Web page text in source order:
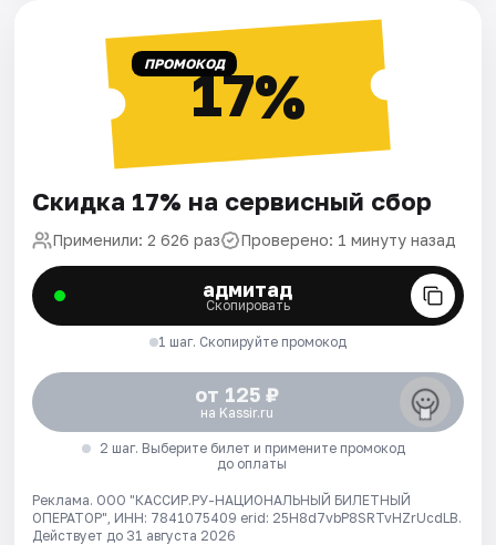
ПРОМОКОД17%
Скидка 17% на сервисный сбор
Применили: 2 626 раз Проверено: 1 минуту назад
адмитад
Скопировать
1 шаг. Скопируйте промокод
от 125 ₽
на Kassir.ru
2 шаг. Выберите билет и примените промокод
до оплаты
Реклама. ООО "КАССИР.РУ-НАЦИОНАЛЬНЫЙ БИЛЕТНЫЙ
ОПЕРАТОР", ИНН: 7841075409 erid: 25H8d7vbP8SRTvHZrUcdLB.
Действует до 31 августа 2026